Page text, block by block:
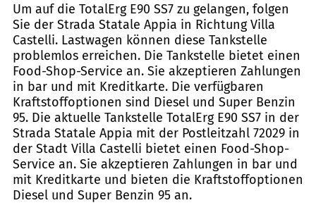
Um auf die TotalErg E90 SS7 zu gelangen, folgen
Sie der Strada Statale Appia in Richtung Villa
Castelli. Lastwagen können diese Tankstelle
problemlos erreichen. Die Tankstelle bietet einen
Food-Shop-Service an. Sie akzeptieren Zahlungen
in bar und mit Kreditkarte. Die verfügbaren
Kraftstoffoptionen sind Diesel und Super Benzin
95. Die aktuelle Tankstelle TotalErg E90 SS7 in der
Strada Statale Appia mit der Postleitzahl 72029 in
der Stadt Villa Castelli bietet einen Food-Shop-
Service an. Sie akzeptieren Zahlungen in bar und
mit Kreditkarte und bieten die Kraftstoffoptionen
Diesel und Super Benzin 95 an.